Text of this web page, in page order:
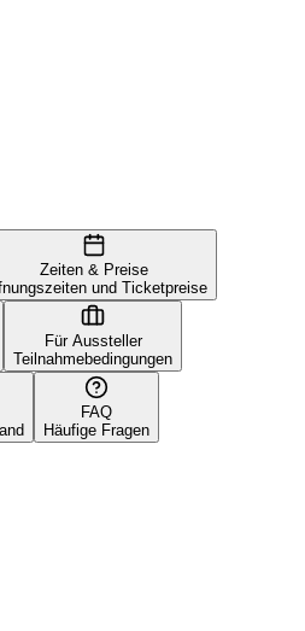
Zeiten & Preise
und Ticketpreise
Für Aussteller
Teilnahmebedingungen
FAQ
Häufige Fragen